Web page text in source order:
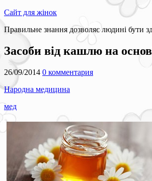
Сайт для жінок
Правильне знання дозволяє людині бути
Засоби від кашлю на
26/09/2014 0 комментария
Народна медицина
мед